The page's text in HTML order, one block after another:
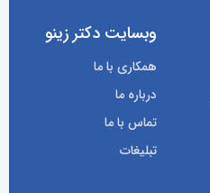
وبسایت دکتر زینو
همکاری با ما
درباره ما
تماس با ما
تبلیغات